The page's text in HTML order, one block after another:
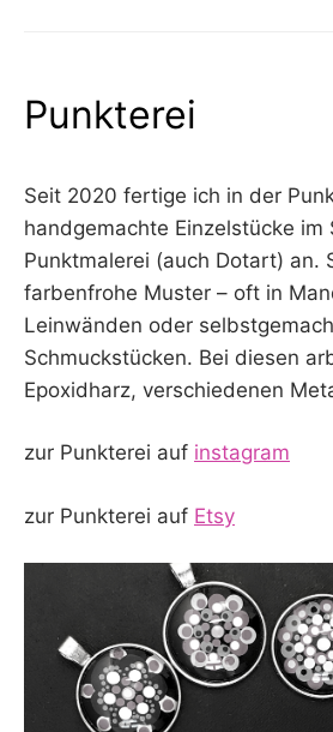
Punkterei
Seit 2020 fertige ich in der
handgemachte Einzelstücke im
Punktmalerei (auch Dotart) an.
farbenfrohe Muster – oft in
Leinwänden oder
Schmuckstücken. Bei diesen
Epoxidharz, verschiedenen
zur Punkterei auf instagram
zur Punkterei auf Etsy